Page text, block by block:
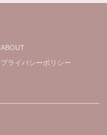
ABOUT
プライバシーポリシー